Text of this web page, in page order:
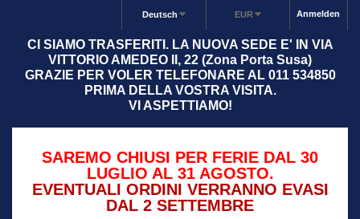
Anmelden
EUR
Deutsch
CI SIAMO TRASFERITI. LA NUOVA SEDE E' IN VIA
VITTORIO AMEDEO II, 22 (Zona Porta Susa)
GRAZIE PER VOLER TELEFONARE AL 011 534850
PRIMA DELLA VOSTRA VISITA.
VI ASPETTIAMO!
SAREMO CHIUSI PER FERIE DAL 30
LUGLIO AL 31 AGOSTO.
EVENTUALI ORDINI VERRANNO EVASI
DAL 2 SETTEMBRE